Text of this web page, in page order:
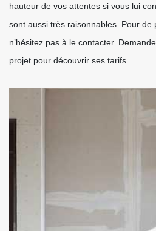
hauteur de vos attentes si vous lui
sont aussi très raisonnables. Pour de
n’hésitez pas à le contacter.
projet pour découvrir ses tarifs.